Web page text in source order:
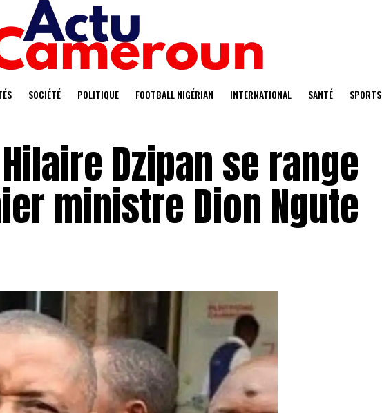
SOCIÉTÉ POLITIQUE FOOTBALL NIGÉRIAN INTERNATIONAL SANTÉ SPORTS
Dzipan se range
ministre Dion Ngute